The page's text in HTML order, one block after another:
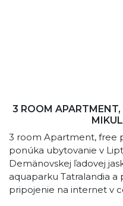
3 ROOM APARTMENT,
3 room Apartment, free
ponúka ubytovanie v
Demänovskej ľadovej
aquaparku Tatralandia
pripojenie na internet v